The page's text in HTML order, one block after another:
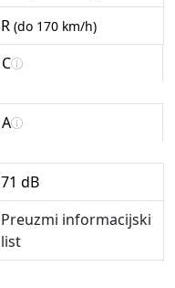
R (do 170 km/h)
C
A
71 dB
Preuzmi informacijski
list